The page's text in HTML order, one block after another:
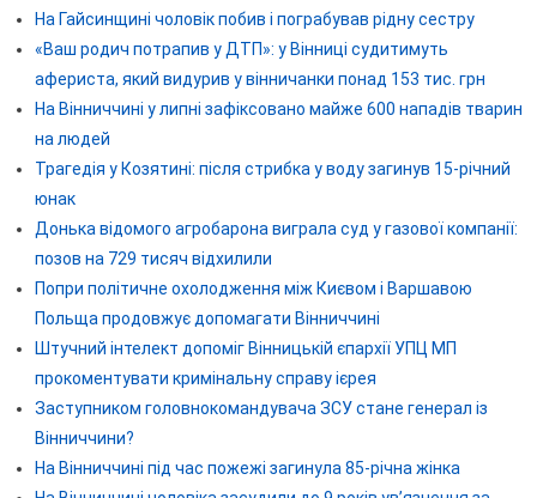
На Гайсинщині чоловік побив і пограбував рідну сестру
«Ваш родич потрапив у ДТП»: у Вінниці судитимуть
афериста, який видурив у вінничанки понад 153 тис. грн
На Вінниччині у липні зафіксовано майже 600 нападів тварин
на людей
Трагедія у Козятині: після стрибка у воду загинув 15-річний
юнак
Донька відомого агробарона виграла суд у газової компанії:
позов на 729 тисяч відхилили
Попри політичне охолодження між Києвом і Варшавою
Польща продовжує допомагати Вінниччині
Штучний інтелект допоміг Вінницькій єпархії УПЦ МП
прокоментувати кримінальну справу ієрея
Заступником головнокомандувача ЗСУ стане генерал із
Вінниччини?
На Вінниччині під час пожежі загинула 85-річна жінка